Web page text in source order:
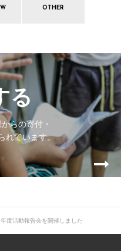
OTHER
る
らの寄付・
れています。
度活動報告会を開催しました